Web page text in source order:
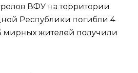
ВФУ на территории
Республики погибли 4
мирных жителей получили